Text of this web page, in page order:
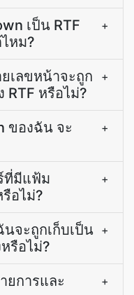
เป็น RTF
หม?
+
เลขหน้าจะถูก
RTF หรือไม่?
+
ของฉัน จะ
+
ที่มีแฟ้ม
อไม่?
+
จะถูกเก็บเป็น
รือไม่?
+
ยการและ
+